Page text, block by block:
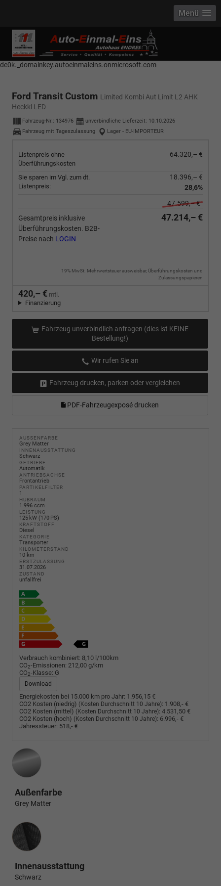
------------ Host Name : selector1._domainkey Points to address or value:
selector1-aee-de0k._domainkey.autoeinmaleins.onmicrosoft.com Host
Name : selector2._domainkey Points to address or value: selector2-aee-
de0k._domainkey.autoeinmaleins.onmicrosoft.com
Menü
Ford Transit Custom Limited Kombi Aut Limit L2 AHK
Heckkl LED
Fahrzeug-Nr.: 134976 unverbindliche Lieferzeit: 10.10.2026
Fahrzeug mit Tageszulassung
Lager - EU-IMPORTEUR
Listenpreis ohne
Überführungskosten
64.320,– €
Sie sparen im Vgl. zum dt.
Listenpreis:
18.396,– €
28,6%
47.599,– €
Gesamtpreis inklusive
Überführungskosten. B2B-
Preise nach LOGIN
47.214,– €
19% MwSt. Mehrwertsteuer ausweisbar, Überführungskosten und
Zulassungspapieren
420,– € mtl.
Finanzierung
Fahrzeug unverbindlich anfragen (dies ist KEINE
Bestellung!)
Wir rufen Sie an
Fahrzeug drucken, parken oder vergleichen
PDF-Fahrzeugexposé drucken
AUSSENFARBE
Grey Matter
INNENAUSSTATTUNG
Schwarz
GETRIEBE
Automatik
ANTRIEBSACHSE
Frontantrieb
PARTIKELFILTER
1
HUBRAUM
1.996 ccm
LEISTUNG
125 kW (170 PS)
KRAFTSTOFF
Diesel
KATEGORIE
Transporter
KILOMETERSTAND
10 km
ERSTZULASSUNG
31.07.2026
ZUSTAND
unfallfrei
Verbrauch kombiniert: 8,10 l/100km
CO2-Emissionen: 212,00 g/km
CO2-Klasse: G
Download
Energiekosten bei 15.000 km pro Jahr: 1.956,15 €
CO2 Kosten (niedrig) (Kosten Durchschnitt 10 Jahre): 1.908,- €
CO2 Kosten (mittel) (Kosten Durchschnitt 10 Jahre): 4.531,50 €
CO2 Kosten (hoch) (Kosten Durchschnitt 10 Jahre): 6.996,- €
Jahressteuer: 518,- €
Außenfarbe
Grey Matter
Innenausstattung
Innenausstattung
Schwarz